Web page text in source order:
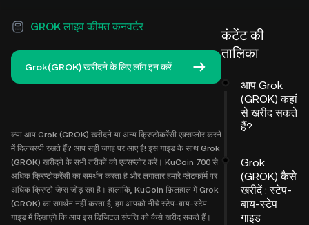
GROK लाइव कीमत कनवर्टर
Grok(GROK) खरीदने के लिए लॉग इन करें
क्या आप Grok (GROK) खरीदने या अन्य क्रिप्टोकरेंसी एक्सप्लोर करने
में दिलचस्पी रखते हैं? आप सही जगह पर आए है! इस गाइड के साथ Grok
(GROK) खरीदने के सभी तरीकों को एक्सप्लोर करें। KuCoin 700 से
अधिक क्रिप्टोकरेंसी का समर्थन करता है और लगातार हमारे प्लेटफॉर्म पर
अधिक क्रिप्टो जेम्स जोड़ रहा है। हालांकि, KuCoin फ़िलहाल में Grok
(GROK) का समर्थन नहीं करता है, हम आपको नीचे स्टेप-बाय-स्टेप
गाइड में दिखाएंगे कि आप इस डिजिटल संपत्ति को कैसे खरीद सकते हैं।
कंटेंट की
तालिका
आप Grok
(GROK) कहां
से खरीद सकते
हैं?
Grok
(GROK) कैसे
खरीदें : स्टेप-
बाय-स्टेप
गाइड